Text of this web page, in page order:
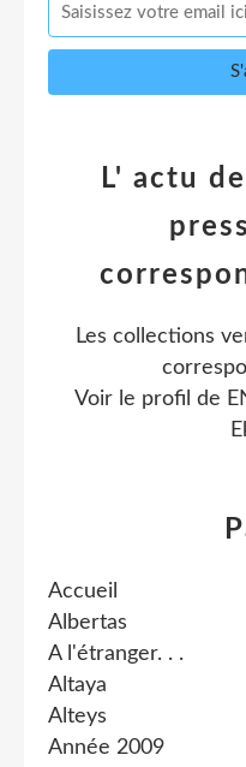
Accueil
Albertas
A l'étranger. . .
Altaya
Alteys
Année 2009
L' actu
Les collections
Voir le profil de